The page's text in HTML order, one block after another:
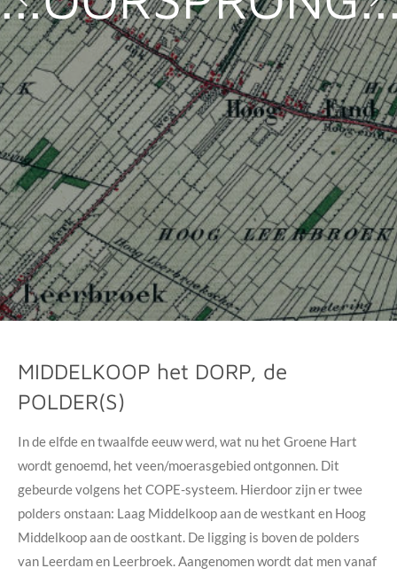
MIDDELKOOP het DORP, de
POLDER(S)
In de elfde en twaalfde eeuw werd, wat nu het Groene Hart
wordt genoemd, het veen/moerasgebied ontgonnen. Dit
gebeurde volgens het COPE-systeem. Hierdoor zijn er twee
polders onstaan: Laag Middelkoop aan de westkant en Hoog
Middelkoop aan de oostkant. De ligging is boven de polders
van Leerdam en Leerbroek. Aangenomen wordt dat men vanaf